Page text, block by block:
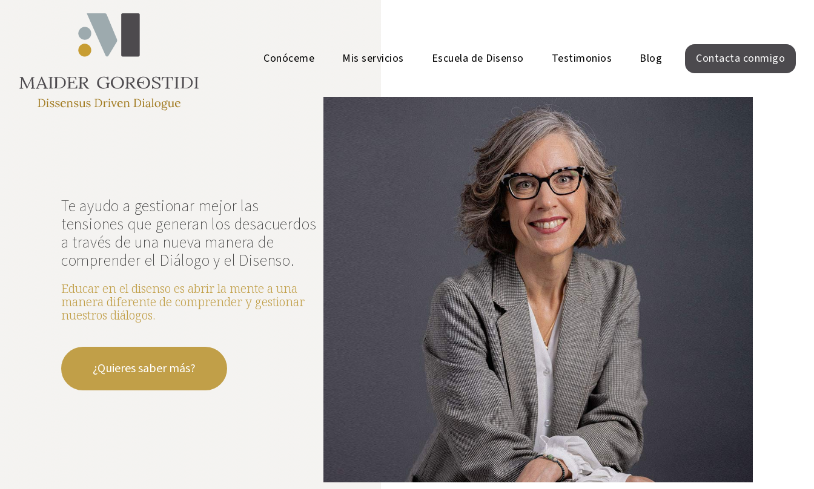
Conóceme Mis servicios Escuela de Disenso Testimonios Blog Contacta conmigo
Te ayudo a gestionar mejor las
tensiones que generan los desacuerdos
a través de una nueva manera de
comprender el Diálogo y el Disenso.
Educar en el disenso es abrir la mente a una
manera diferente de comprender y gestionar
nuestros diálogos.
¿Quieres saber más?